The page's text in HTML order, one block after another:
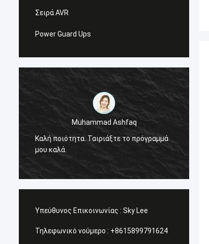
Σειρά AVR
Power Guard Ups
Muhammad Ashfaq
Καλή ποιότητα. Ταιριάξτε το πρόγραμμά
μου καλά.
Υπεύθυνος Επικοινωνίας : Sky Lee
Τηλεφωνικό νούμερο : +8615899791624